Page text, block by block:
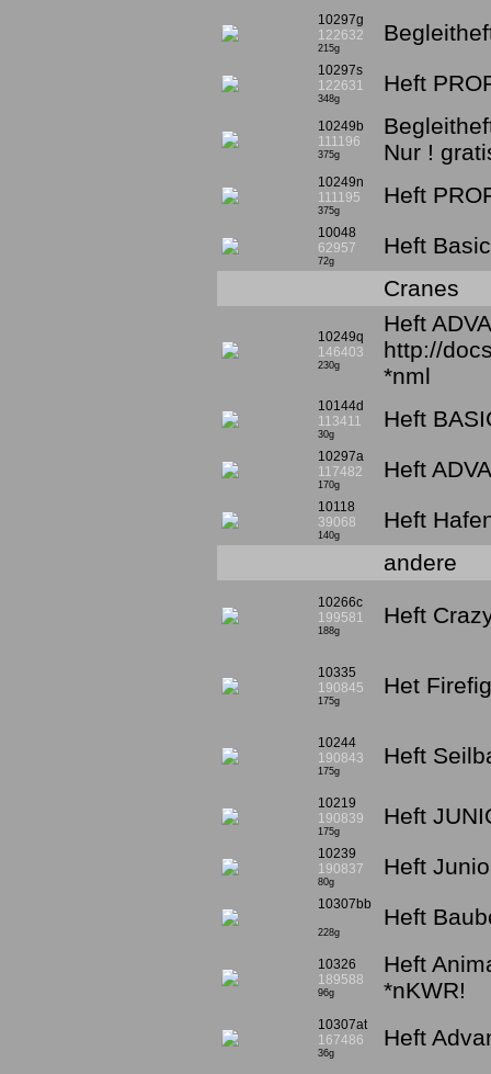
10297g
122632
215g
10297s
122631
348g
Heft
10249b
111196
375g
Nur !
10249n
111195
375g
Heft
10048
62957
72g
Heft
Cranes
10249q
146403
230g
Heft
http://
*nml
10144d
113411
30g
Heft
10297a
117482
170g
Heft
10118
39068
140g
Heft
andere
10266c
199581
188g
Heft
10335
190845
175g
Het
10244
190843
175g
Heft
10219
190839
175g
Heft
10239
190837
80g
Heft
10307bb
228g
Heft
10326
189588
96g
Heft
*nKWR!
10307at
167486
36g
Heft